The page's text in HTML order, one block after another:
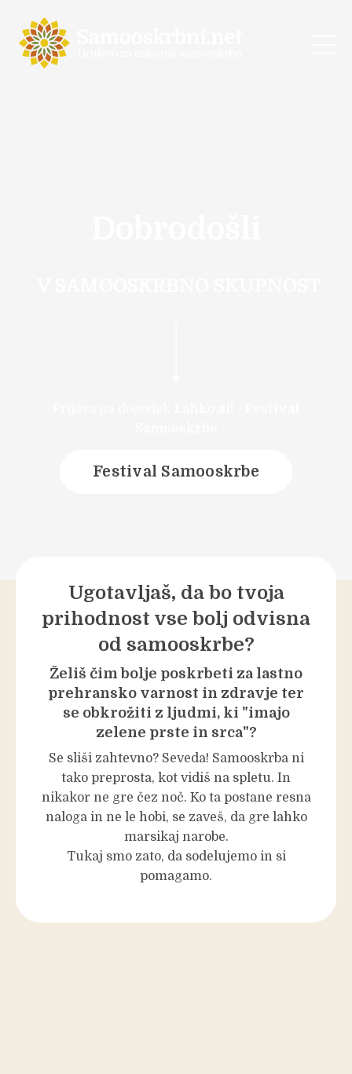
Festival Samooskrbe
Ugotavljaš, da bo tvoja
prihodnost vse bolj odvisna
od samooskrbe?
Želiš čim bolje poskrbeti za lastno
prehransko varnost in zdravje ter
se obkrožiti z ljudmi, ki "imajo
zelene prste in srca"?
Se sliši zahtevno? Seveda! Samooskrba ni
tako preprosta, kot vidiš na spletu. In
nikakor ne gre čez noč. Ko ta postane resna
naloga in ne le hobi, se zaveš, da gre lahko
marsikaj narobe.
Tukaj smo zato, da sodelujemo in si
pomagamo.